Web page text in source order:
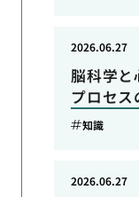
脳科学と
プロセス
2026.06.27
知識
2026.06.27